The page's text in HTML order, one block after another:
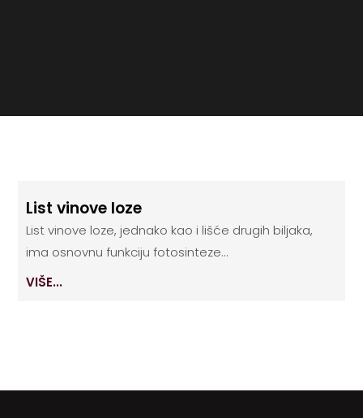
List vinove loze
List vinove loze, jednako kao i lišće drugih biljaka,
ima osnovnu funkciju fotosinteze...
VIŠE...